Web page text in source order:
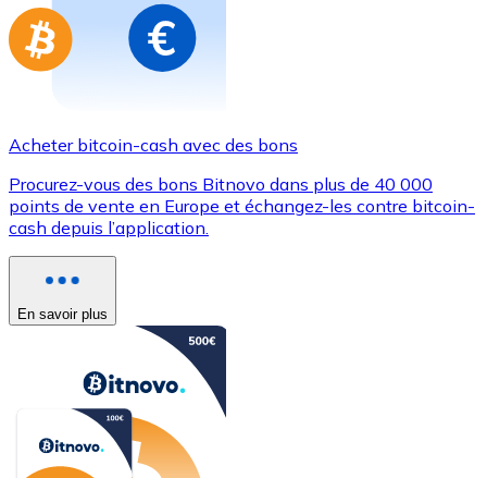
Acheter bitcoin-cash avec des bons
Procurez-vous des bons Bitnovo dans plus de 40 000
points de vente en Europe et échangez-les contre bitcoin-
cash depuis l’application.
En savoir plus